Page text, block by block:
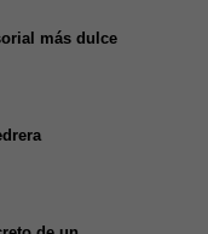
más dulce